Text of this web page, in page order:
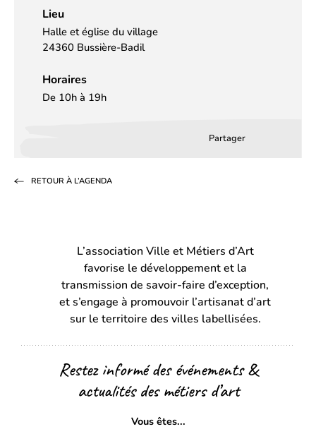
Lieu
Halle et église du village
24360 Bussière-Badil
Horaires
De 10h à 19h
Partager
un
onglet)onglet)
RETOUR À L’AGENDA
L’association Ville et Métiers d’Art
favorise le développement et la
transmission de savoir-faire d’exception,
et s’engage à promouvoir l’artisanat d’art
sur le territoire des villes labellisées.
Restez informé des événements &
actualités des métiers d’art
Vous êtes...